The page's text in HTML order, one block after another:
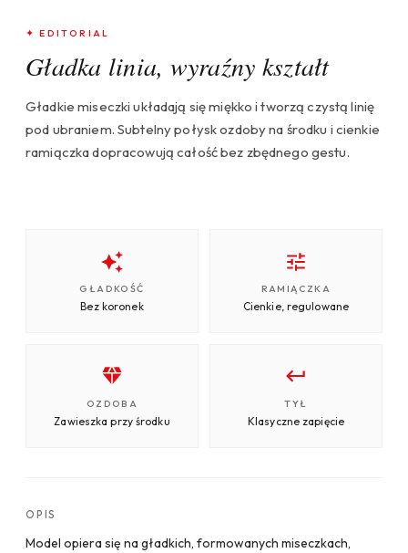
✦ EDITORIAL
Gładka linia, wyraźny kształt
Gładkie miseczki układają się miękko i tworzą czystą linię
pod ubraniem. Subtelny połysk ozdoby na środku i cienkie
ramiączka dopracowują całość bez zbędnego gestu.
GŁADKOŚĆ
Bez koronek
RAMIĄCZKA
Cienkie, regulowane
OZDOBA
Zawieszka przy środku
TYŁ
Klasyczne zapięcie
OPIS
Model opiera się na gładkich, formowanych miseczkach,